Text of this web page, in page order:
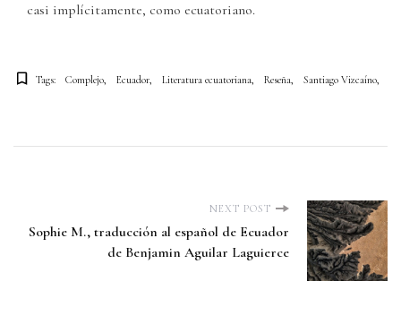
casi implícitamente, como ecuatoriano.
Tags: Complejo Ecuador Literatura ecuatoriana Reseña Santiago Vizcaíno
P
NEXT POST
Sophie M., traducción al español de Ecuador
de Benjamin Aguilar Laguierce